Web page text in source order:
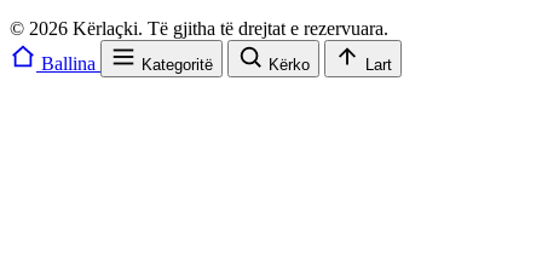
© 2026 Kërlaçki. Të gjitha të drejtat e rezervuara.
Ballina
Kategoritë Kërko Lart